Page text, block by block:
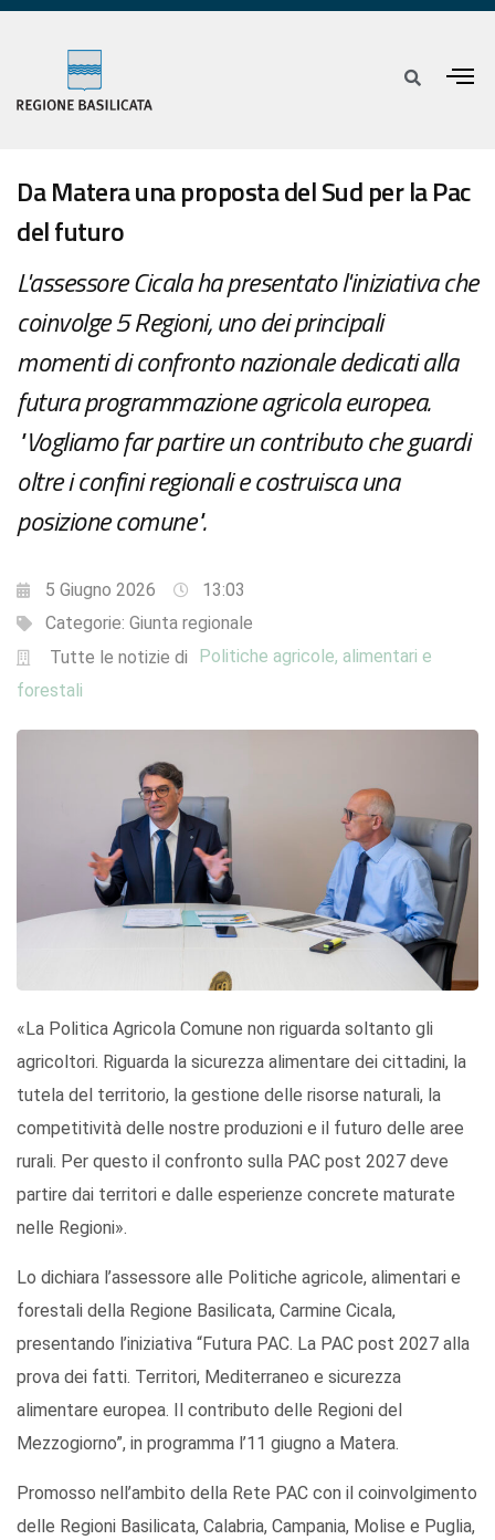
Da Matera una proposta del Sud per la Pac
del futuro
L'assessore Cicala ha presentato l'iniziativa che
coinvolge 5 Regioni, uno dei principali
momenti di confronto nazionale dedicati alla
futura programmazione agricola europea.
"Vogliamo far partire un contributo che guardi
oltre i confini regionali e costruisca una
posizione comune".
5 Giugno 2026
13:03
Categorie: Giunta regionale
Tutte le notizie di
Politiche agricole, alimentari e
forestali
«La Politica Agricola Comune non riguarda soltanto gli
agricoltori. Riguarda la sicurezza alimentare dei cittadini, la
tutela del territorio, la gestione delle risorse naturali, la
competitività delle nostre produzioni e il futuro delle aree
rurali. Per questo il confronto sulla PAC post 2027 deve
partire dai territori e dalle esperienze concrete maturate
nelle Regioni».
Lo dichiara l’assessore alle Politiche agricole, alimentari e
forestali della Regione Basilicata, Carmine Cicala,
presentando l’iniziativa “Futura PAC. La PAC post 2027 alla
prova dei fatti. Territori, Mediterraneo e sicurezza
alimentare europea. Il contributo delle Regioni del
Mezzogiorno”, in programma l’11 giugno a Matera.
Promosso nell’ambito della Rete PAC con il coinvolgimento
delle Regioni Basilicata, Calabria, Campania, Molise e Puglia,